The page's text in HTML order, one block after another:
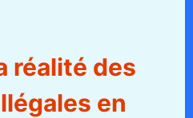
réalité des
en